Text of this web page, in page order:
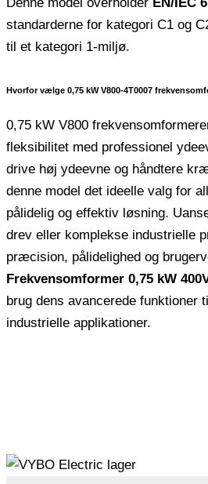
standarderne for kategori C1 og
til et kategori 1-miljø.
Hvorfor vælge 0,75 kW V800-4T0007
0,75 kW V800
fleksibilitet med professionel
drive høj ydeevne og håndtere
denne model det ideelle valg for
pålidelig og effektiv løsning.
drev eller komplekse industrielle
præcision, pålidelighed og
Frekvensomformer 0,75 kW
brug dens avancerede funktioner
industrielle applikationer.